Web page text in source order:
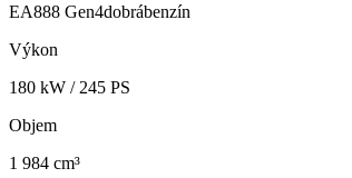
EA888 Gen4dobrábenzín
Výkon
180 kW / 245 PS
Objem
1 984 cm³